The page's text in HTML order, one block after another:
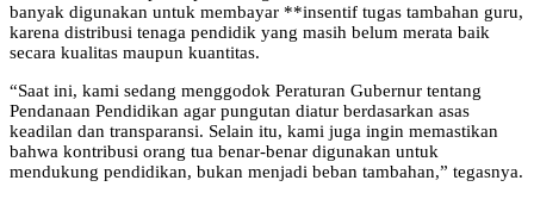
banyak digunakan untuk membayar **insentif tugas tambahan guru,
karena distribusi tenaga pendidik yang masih belum merata baik
secara kualitas maupun kuantitas.
“Saat ini, kami sedang menggodok Peraturan Gubernur tentang
Pendanaan Pendidikan agar pungutan diatur berdasarkan asas
keadilan dan transparansi. Selain itu, kami juga ingin memastikan
bahwa kontribusi orang tua benar-benar digunakan untuk
mendukung pendidikan, bukan menjadi beban tambahan,” tegasnya.